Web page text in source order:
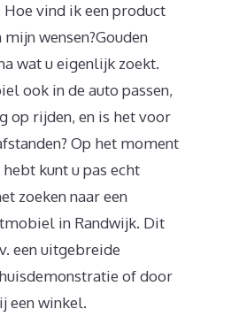
Hoe vind ik een product
wensen?Gouden
wat u eigenlijk zoekt.
ook in de auto passen,
op rijden, en is het voor
Op het moment
kunt u pas echt
zoeken naar een
in Randwijk. Dit
een uitgebreide
of door
een winkel.